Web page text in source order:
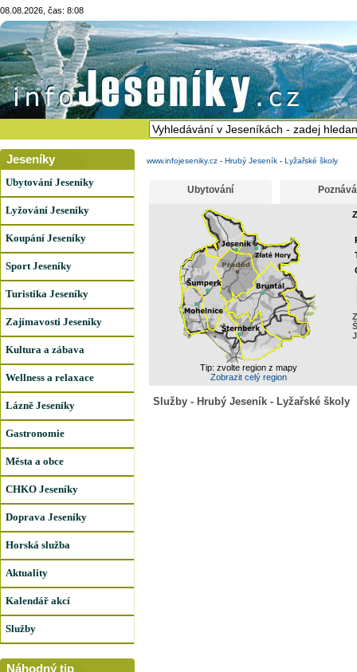
08.08.2026, čas: 8:08
Jeseníky
Ubytování Jeseníky
Lyžování Jeseníky
Koupání Jeseníky
Sport Jeseníky
Turistika Jeseníky
Zajímavosti Jeseníky
Kultura a zábava
Wellness a relaxace
Lázně Jeseníky
Gastronomie
Města a obce
CHKO Jeseníky
Doprava Jeseníky
Horská služba
Aktuality
Kalendář akcí
Služby
Náhodný tip
www.infojeseniky.cz - Hrubý Jeseník - Lyžařské školy
Ubytování
Tip: zvolte region z mapy
Zobrazit celý region
Služby - Hrubý Jeseník - Lyžařské školy